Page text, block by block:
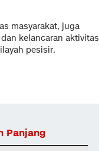
masyarakat, juga
kelancaran aktivitas
pesisir.
Panjang